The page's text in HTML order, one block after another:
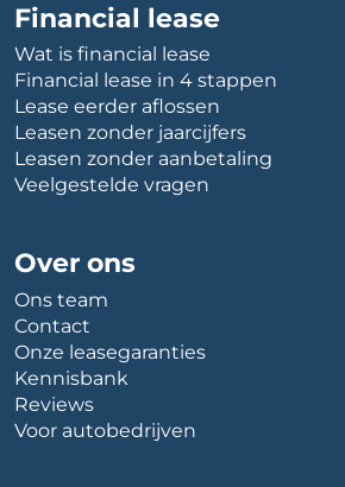
Financial lease
Wat is financial lease
Financial lease in 4 stappen
Lease eerder aflossen
Leasen zonder jaarcijfers
Leasen zonder aanbetaling
Veelgestelde vragen
Over ons
Ons team
Contact
Onze leasegaranties
Kennisbank
Reviews
Voor autobedrijven